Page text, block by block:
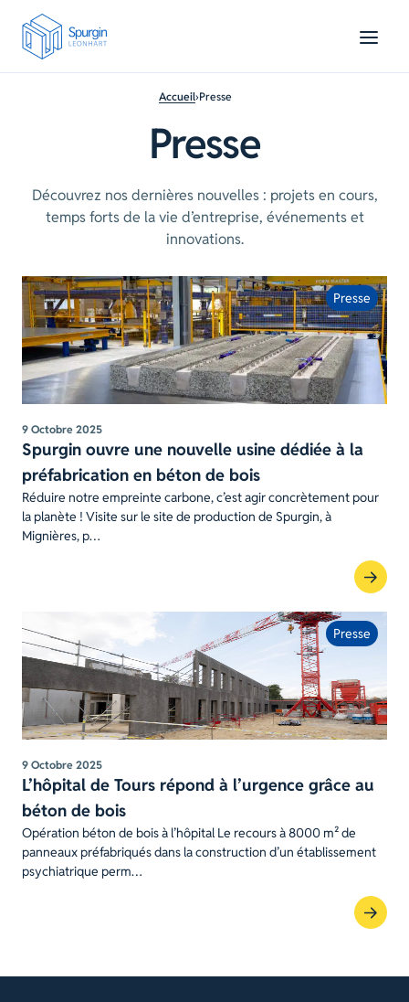
Accueil›Presse
Presse
Découvrez nos dernières nouvelles : projets en cours,
temps forts de la vie d’entreprise, événements et
innovations.
Presse
9 Octobre 2025
Spurgin ouvre une nouvelle usine dédiée à la
préfabrication en béton de bois
Réduire notre empreinte carbone, c’est agir concrètement pour
la planète ! Visite sur le site de production de Spurgin, à
Mignières, p…
Presse
9 Octobre 2025
L’hôpital de Tours répond à l’urgence grâce au
béton de bois
Opération béton de bois à l’hôpital Le recours à 8000 m² de
panneaux préfabriqués dans la construction d’un établissement
psychiatrique perm…